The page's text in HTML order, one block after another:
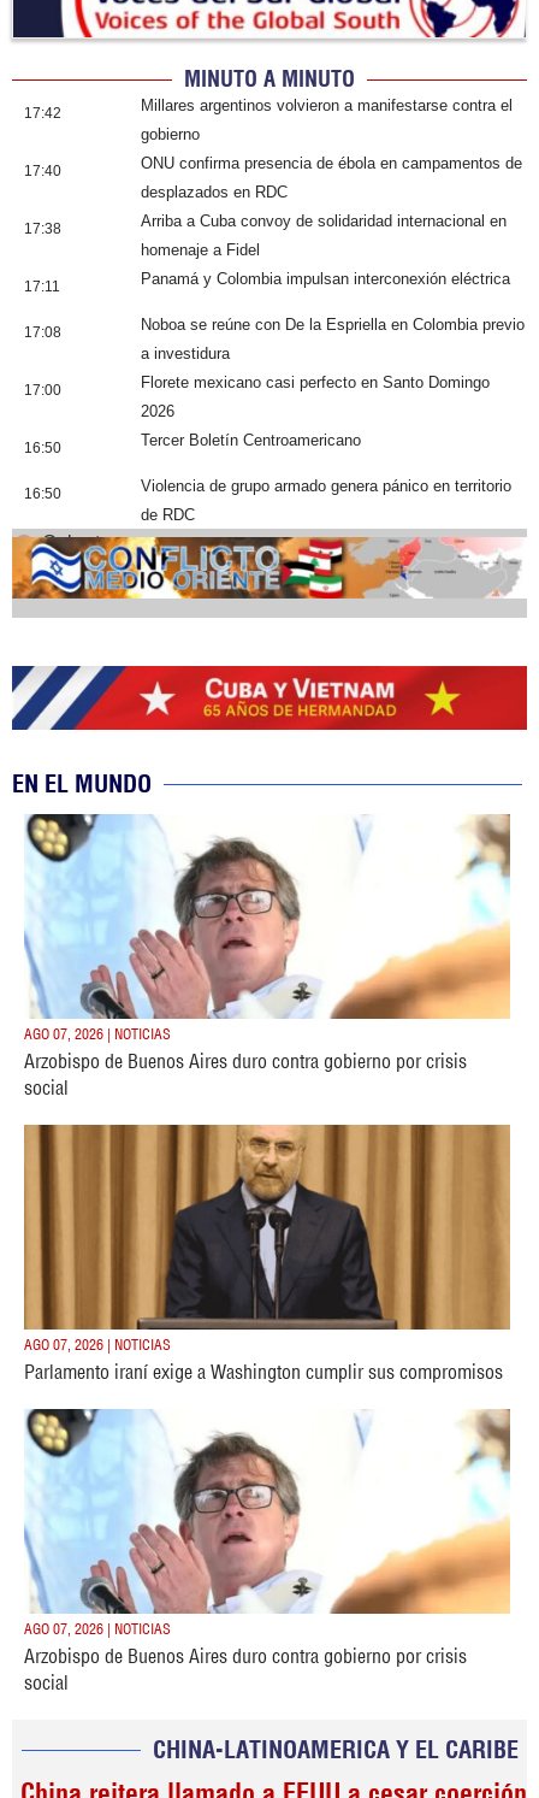
MINUTO A MINUTO
17:42
Millares argentinos volvieron a manifestarse contra el
gobierno
17:40
ONU confirma presencia de ébola en campamentos de
desplazados en RDC
17:38
Arriba a Cuba convoy de solidaridad internacional en
homenaje a Fidel
17:11 Panamá y Colombia impulsan interconexión eléctrica
17:08
Noboa se reúne con De la Espriella en Colombia previo
a investidura
17:00
Florete mexicano casi perfecto en Santo Domingo
2026
16:50 Tercer Boletín Centroamericano
16:50
Violencia de grupo armado genera pánico en territorio
de RDC
Cobertura
EN EL MUNDO
AGO 07, 2026 | NOTICIAS
Arzobispo de Buenos Aires duro contra gobierno por crisis
social
AGO 07, 2026 | NOTICIAS
Parlamento iraní exige a Washington cumplir sus compromisos
AGO 07, 2026 | NOTICIAS
Arzobispo de Buenos Aires duro contra gobierno por crisis
social
CHINA-LATINOAMERICA Y EL CARIBE